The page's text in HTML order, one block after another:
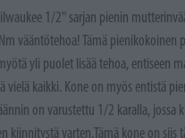
1/2" sarjan pienin
vääntötehoa! Tämä pienikokoinen
yli puolet lisää tehoa, entiseen
vielä kaikki. Kone on myös entistä
on varustettu 1/2 karalla, jossa
kiinnitystä varten.Tämä kone on siis